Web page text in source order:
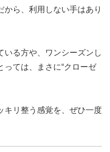
から、利用しない手はあり
いる方や、ワンシーズンし
ては、まさに“クローゼ
キリ整う感覚を、ぜひ一度